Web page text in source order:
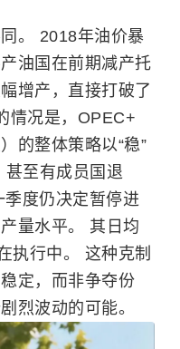
。 2018年油价暴
油国在前期减产托
增产，直接打破了
情况是，OPEC+
的整体策略以“稳”
至有成员国退
度仍决定暂停进
量水平。 其日均
执行中。 这种克制
定，而非争夺份
烈波动的可能。